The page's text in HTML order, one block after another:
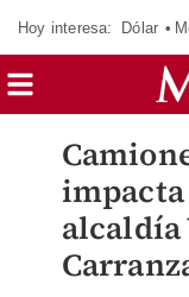
Hoy interesa: Dólar
alcaldía